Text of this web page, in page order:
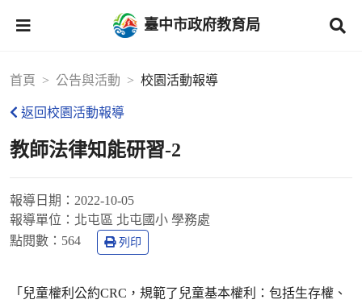
臺中市政府教育局
首頁 公告與活動 校園活動報導
返回校園活動報導
教師法律知能研習-2
報導日期： 2022-10-05
報導單位： 北屯區 北屯國小 學務處
點閱數： 564 列印
「兒童權利公約CRC，規範了兒童基本權利：包括生存權、